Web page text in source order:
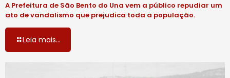
A Prefeitura de São Bento do Una vem a público repudiar um
ato de vandalismo que prejudica toda a população.
Leia mais...